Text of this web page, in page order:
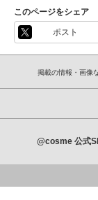
このページをシェア
ポスト
掲載の情報・画像
@cosme 公式